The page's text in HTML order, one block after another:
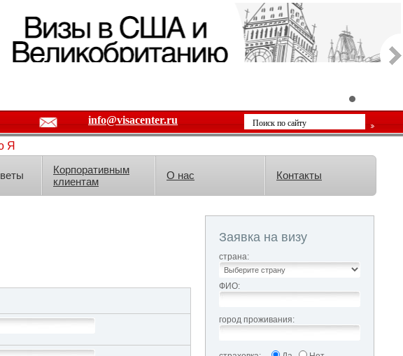
info@visacenter.ru
Я
Корпоративным
клиентам
О нас Контакты
Заявка на визу
страна:
ФИО:
город проживания: